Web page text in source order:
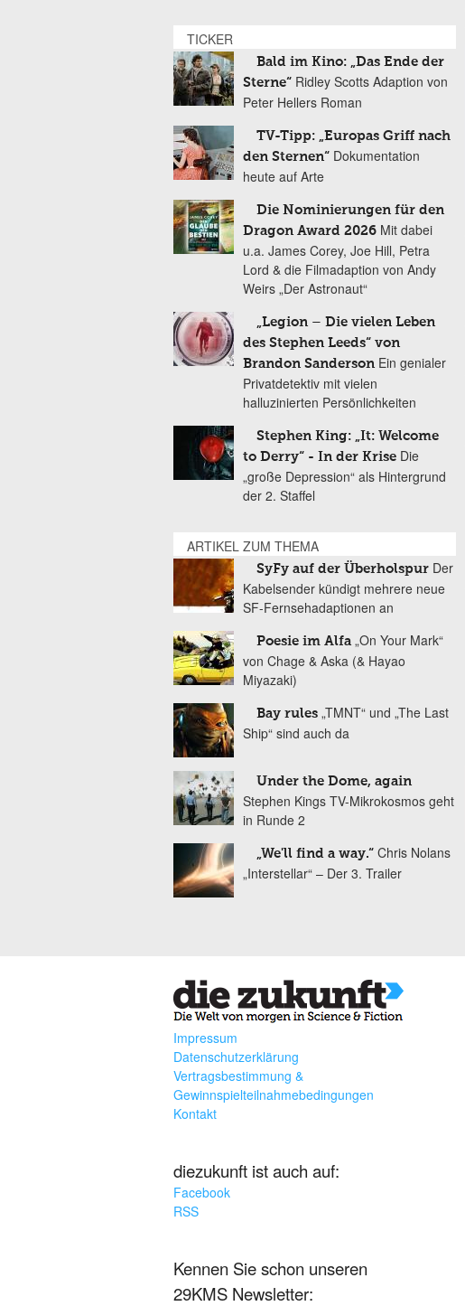
TICKER
Bald im Kino: „Das Ende der
Sterne“ Ridley Scotts Adaption von
Peter Hellers Roman
TV-Tipp: „Europas Griff nach
den Sternen“ Dokumentation
heute auf Arte
Die Nominierungen für den
Dragon Award 2026 Mit dabei
u.a. James Corey, Joe Hill, Petra
Lord & die Filmadaption von Andy
Weirs „Der Astronaut“
„Legion – Die vielen Leben
des Stephen Leeds“ von
Brandon Sanderson Ein genialer
Privatdetektiv mit vielen
halluzinierten Persönlichkeiten
Stephen King: „It: Welcome
to Derry“ - In der Krise Die
„große Depression“ als Hintergrund
der 2. Staffel
ARTIKEL ZUM THEMA
SyFy auf der Überholspur Der
Kabelsender kündigt mehrere neue
SF-Fernsehadaptionen an
Poesie im Alfa „On Your Mark“
von Chage & Aska (& Hayao
Miyazaki)
Bay rules „TMNT“ und „The Last
Ship“ sind auch da
Under the Dome, again
Stephen Kings TV-Mikrokosmos geht
in Runde 2
„We'll find a way.“ Chris Nolans
„Interstellar“ – Der 3. Trailer
Impressum
Datenschutzerklärung
Vertragsbestimmung &
Gewinnspielteilnahmebedingungen
Kontakt
diezukunft ist auch auf:
Facebook
RSS
Kennen Sie schon unseren
29KMS Newsletter: